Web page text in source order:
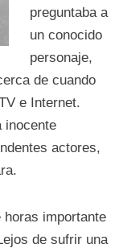
preguntaba a
un conocido
personaje,
de cuando
e Internet.
inocente
actores,
horas importante
de sufrir una